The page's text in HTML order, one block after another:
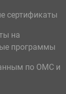
сертификаты
на
программы
по ОМС и